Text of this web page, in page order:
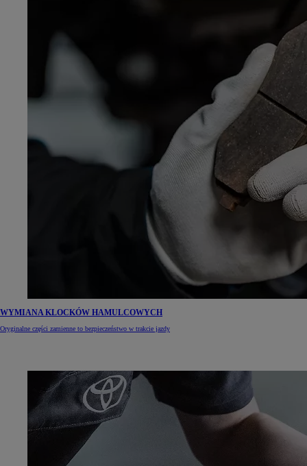
WYMIANA KLOCKÓW HAMULCOWYCH
Oryginalne części zamienne to bezpieczeństwo w trakcie jazdy